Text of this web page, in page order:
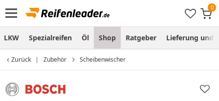
LKW Spezialreifen Öl Shop Ratgeber Lieferung und
Zurück Zubehör Scheibenwischer